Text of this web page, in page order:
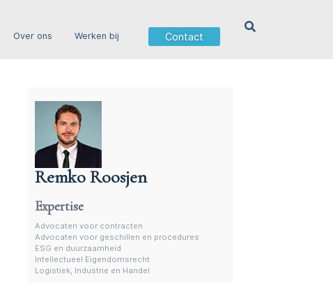
Over ons Werken bij Contact
Remko Roosjen
Advocaat contractenrecht
Expertise
Advocaten voor contracten
Advocaten voor geschillen en procedures
ESG en duurzaamheid
Intellectueel Eigendomsrecht
Logistiek, Industrie en Handel